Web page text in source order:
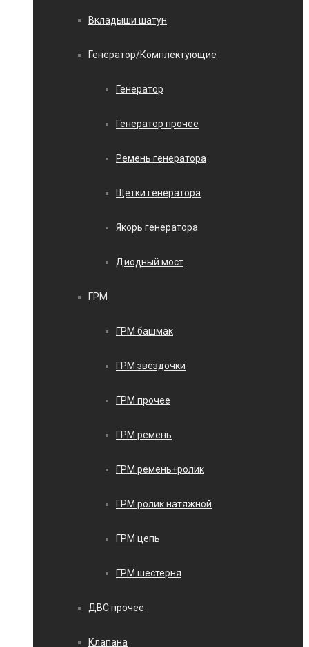
Вкладыши шатун
Генератор/Комплектующие
Генератор
Генератор прочее
Ремень генератора
Щетки генератора
Якорь генератора
Диодный мост
ГРМ
ГРМ башмак
ГРМ звездочки
ГРМ прочее
ГРМ ремень
ГРМ ремень+ролик
ГРМ ролик натяжной
ГРМ цепь
ГРМ шестерня
ДВС прочее
Клапана